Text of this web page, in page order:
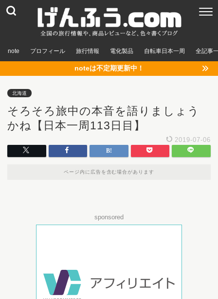
note プロフィール 旅行情報 電化製品 自転車日本一周 全記事
noteは不定期更新中！
北海道
そろそろ旅中の本音を語りましょう
かね【日本一周113日目】
2019-07-06
ページ内に広告を含む場合があります
sponsored